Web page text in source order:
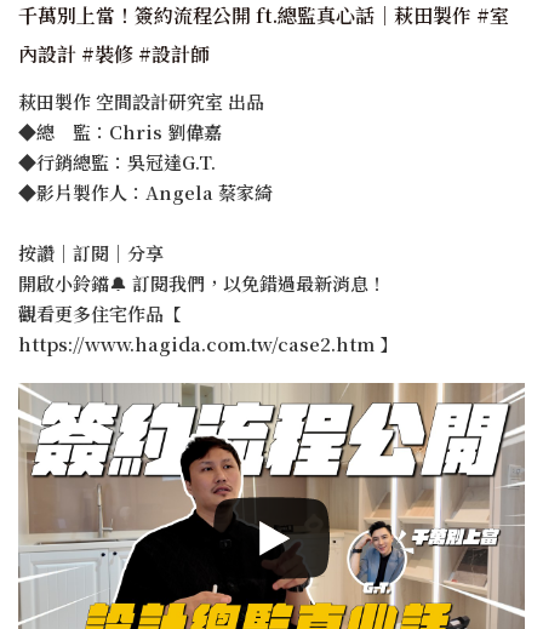
千萬別上當！簽約流程公開 ft.總監真心話｜萩田製作 #室
內設計 #裝修 #設計師
萩田製作 空間設計研究室 出品
◆總 監：Chris 劉偉嘉
◆行銷總監：吳冠達G.T.
◆影片製作人：Angela 蔡家綺
按讚｜訂閱｜分享
開啟小鈴鐺🔔 訂閱我們，以免錯過最新消息！
觀看更多住宅作品【
https://www.hagida.com.tw/case2.htm 】